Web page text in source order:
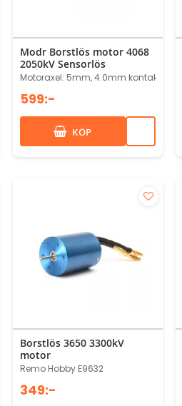
Modr Borstlös motor 4068
2050kV Sensorlös
Motoraxel: 5mm, 4.0mm kontakter
599:-
KÖP
Borstlös 3650 3300kV
motor
Remo Hobby E9632
349:-